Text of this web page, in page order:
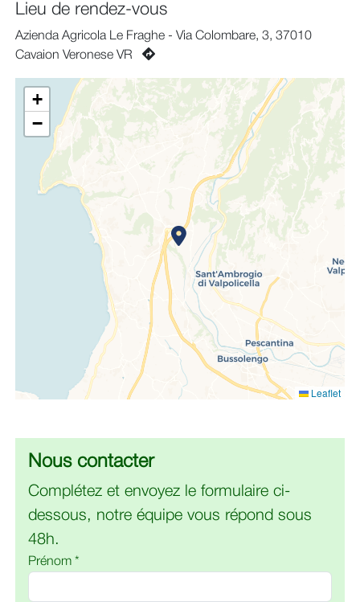
Lieu de rendez-vous
Azienda Agricola Le Fraghe - Via Colombare, 3, 37010
Cavaion Veronese VR
+
−
Leaflet
Nous contacter
Complétez et envoyez le formulaire ci-
dessous, notre équipe vous répond sous
48h.
Prénom *